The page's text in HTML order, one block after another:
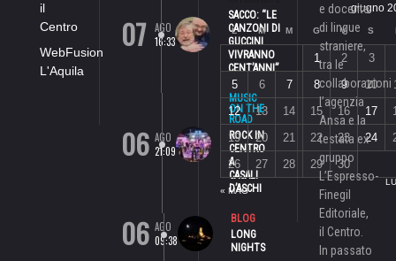
il
Centro
WebFusion
L'Aquila
07
AGO
16:33
SACCO: “LE
CANZONI DI
GUCCINI
VIVRANNO
CENT’ANNI”
06 AGO
21:09
MUSIC
ON THE
ROAD
ROCK IN
CENTRO
A
CASALI
D’ASCHI
06 AGO
09:38
BLOG
LONG
NIGHTS
giugno
L M M G V S
« MAG
1 2 3
5
6 7 8 9 10
12
13 14 15 16 17
19
20 21 22 23 24
26
27 28 29 30
e docente
di lingue
straniere,
tra le
collaborazioni
l’agenzia
Ansa e la
testata ex
gruppo
L’Espresso-
Finegil
Editoriale,
il Centro.
In passato